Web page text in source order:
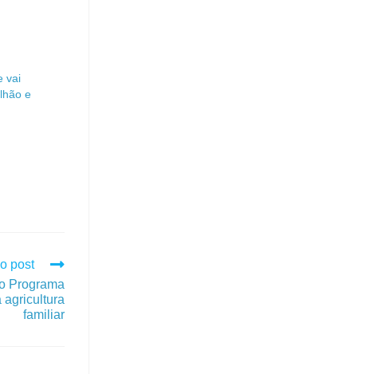
vai
e
post
Programa
agricultura
familiar